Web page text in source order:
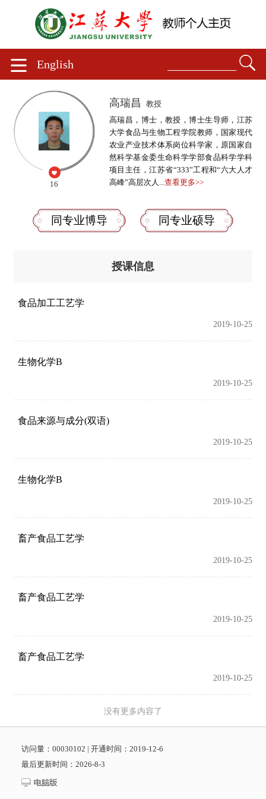
English
16
高瑞昌
教授
高瑞昌，博士，教授，博士生导师，江苏
大学食品与生物工程学院教师，国家现代
农业产业技术体系岗位科学家，原国家自
然科学基金委生命科学学部食品科学学科
项目主任，江苏省“333”工程和“六大人才
高峰”高层次人... 查看更多>>
同专业博导 同专业硕导
授课信息
食品加工工艺学
2019-10-25
生物化学B
2019-10-25
食品来源与成分(双语)
2019-10-25
生物化学B
2019-10-25
畜产食品工艺学
2019-10-25
畜产食品工艺学
2019-10-25
畜产食品工艺学
2019-10-25
没有更多内容了
访问量： 00030102 | 开通时间： 2019-12-6
最后更新时间： 2026-8-3